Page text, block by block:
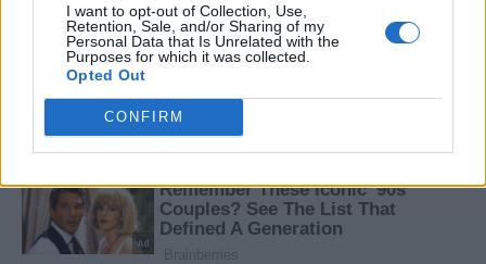
I want to opt-out of Collection, Use,
Retention, Sale, and/or Sharing of my
Personal Data that Is Unrelated with the
Purposes for which it was collected.
Opted Out
CONFIRM